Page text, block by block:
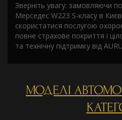
Зверніть увагу: замовляючи
Мерседес W223 S-класу в
скористатися послугою
повне страхове покриття і
та технічну підтримку від
МОДЕЛІ